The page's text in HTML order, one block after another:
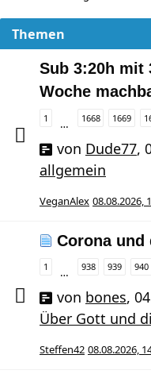
Themen
Sub 3:20h mit
Woche
1 … 1668 1669
von Dude77,
allgemein
VeganAlex 08.08.2026,
Corona und
1 … 938 939 940
von bones,
Über Gott und
Steffen42 08.08.2026,